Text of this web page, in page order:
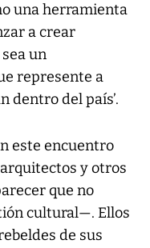
una herramienta
a crear
un
represente a
dentro del país’.
este encuentro
y otros
que no
cultural—. Ellos
de sus